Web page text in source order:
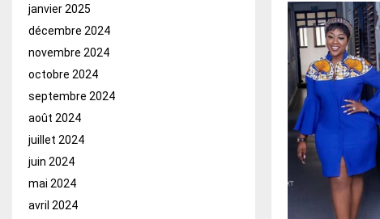
janvier 2025
décembre 2024
novembre 2024
octobre 2024
septembre 2024
août 2024
juillet 2024
juin 2024
mai 2024
avril 2024